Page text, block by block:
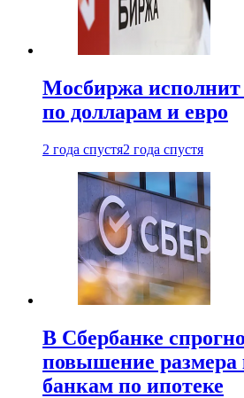
Мосбиржа исполнит
по долларам и евро
2 года спустя2 года спустя
В Сбербанке
повышение размера
банкам по ипотеке